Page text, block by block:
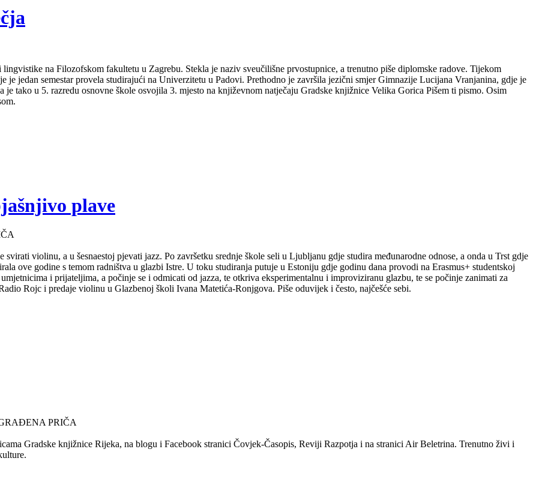
na Filozofskom fakultetu u Zagrebu. Stekla je naziv sveučilišne prvostupnice, a trenutno piše diplomske radove. Tijekom
je jedan semestar provela studirajući na Univerzitetu u Padovi. Prethodno je završila jezični smjer Gimnazije Lucijana Vranjanina, gdje je
tako u 5. razredu osnovne škole osvojila 3. mjesto na književnom natječaju Gradske knjižnice Velika Gorica Pišem ti pismo. Osim
plave
violinu, a u šesnaestoj pjevati jazz. Po završetku srednje škole seli u Ljubljanu gdje studira međunarodne odnose, a onda u Trst gdje
ove godine s temom radništva u glazbi Istre. U toku studiranja putuje u Estoniju gdje godinu dana provodi na Erasmus+ studentskoj
i prijateljima, a počinje se i odmicati od jazza, te otkriva eksperimentalnu i improviziranu glazbu, te se počinje zanimati za
Rojc i predaje violinu u Glazbenoj školi Ivana Matetića-Ronjgova. Piše oduvijek i često, najčešće sebi.
PRIČA
Gradske knjižnice Rijeka, na blogu i Facebook stranici Čovjek-Časopis, Reviji Razpotja i na stranici Air Beletrina. Trenutno živi i